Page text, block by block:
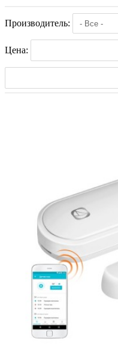
Производитель:
Цена: